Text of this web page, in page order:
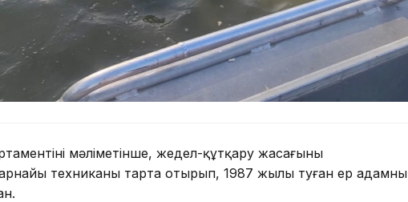
мәліметінше, жедел-құтқару жасағының
арнайы техниканы тарта отырып, 1987 жылы туған ер адамның